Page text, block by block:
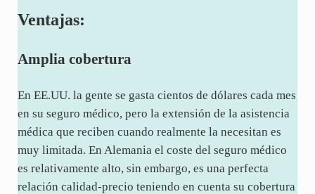
Ventajas:
Amplia cobertura
En EE.UU. la gente se gasta cientos de dólares cada mes
en su seguro médico, pero la extensión de la asistencia
médica que reciben cuando realmente la necesitan es
muy limitada. En Alemania el coste del seguro médico
es relativamente alto, sin embargo, es una perfecta
relación calidad-precio teniendo en cuenta su cobertura